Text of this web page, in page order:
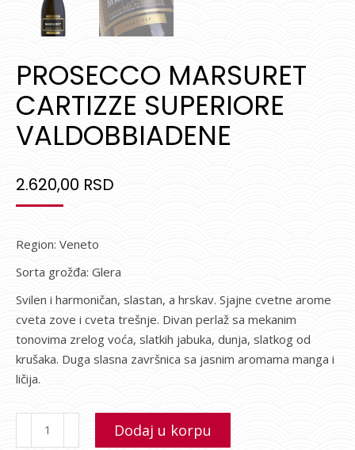
PROSECCO MARSURET
CARTIZZE SUPERIORE
VALDOBBIADENE
2.620,00 RSD
Region: Veneto
Sorta grožđa: Glera
Svilen i harmoničan, slastan, a hrskav. Sjajne cvetne arome
cveta zove i cveta trešnje. Divan perlaž sa mekanim
tonovima zrelog voća, slatkih jabuka, dunja, slatkog od
krušaka. Duga slasna završnica sa jasnim aromama manga i
ličija.
Dodaj u korpu